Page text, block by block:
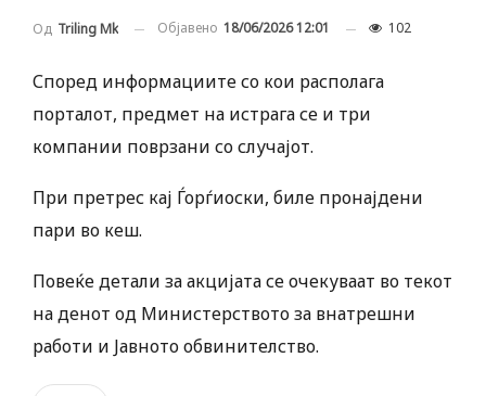
Од Triling Mk Објавено 18/06/2026 12:01 102
Според информациите со кои располага
порталот, предмет на истрага се и три
компании поврзани со случајот.
При претрес кај Ѓорѓиоски, биле пронајдени
пари во кеш.
Повеќе детали за акцијата се очекуваат во текот
на денот од Министерството за внатрешни
работи и Јавното обвинителство.